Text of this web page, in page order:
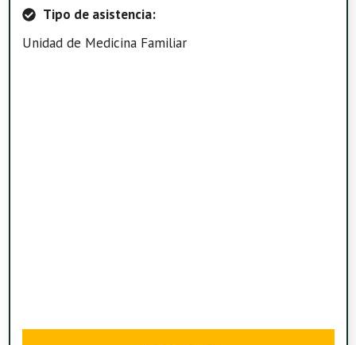
Tipo de asistencia:
Unidad de Medicina Familiar